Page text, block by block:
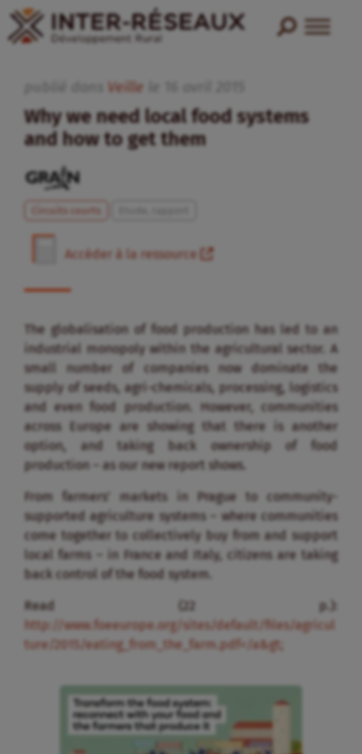
Veille
Why we need local food systems
and how to get them
Circuits courts
Accéder à la ressource
The globalisation of food production has led to an
industrial monopoly within the agricultural sector. A
small number of companies now dominate the
supply of seeds, agri-chemicals, processing, logistics
and even food production. However, communities
across Europe are showing that there is another
option, and taking back ownership of food
production – as our new report shows.
From farmers’ markets in Prague to community-
supported agriculture systems – where communities
come together to collectively buy from and support
local farms – in France and Italy, citizens are taking
back control of the food system.
Read (22 p.):
http://www.foeeurope.org/sites/default/files/agricul
ture/2015/eating_from_the_farm.pdf</a&gt